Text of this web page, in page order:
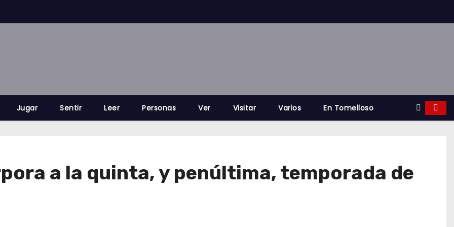
Jugar Sentir Leer Personas Ver Visitar Varios En Tomelloso
a la quinta, y penúltima, temporada de